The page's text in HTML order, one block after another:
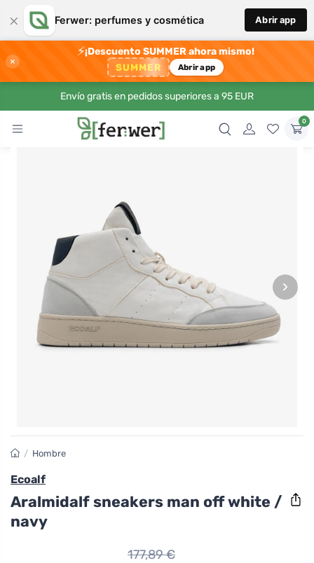
× Ferwer: perfumes y cosmética Abrir app
×
⚡¡Descuento SUMMER ahora mismo!
SUMMER Abrir app
Envío gratis en pedidos superiores a 95 EUR
0
›
/ Hombre
Ecoalf
Aralmidalf sneakers man off white /
navy
177,89 €